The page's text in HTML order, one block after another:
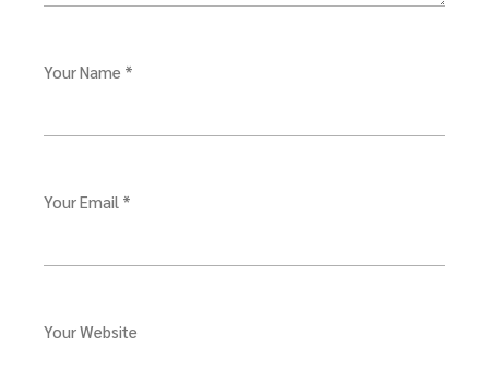
Your Name *
Your Email *
Your Website